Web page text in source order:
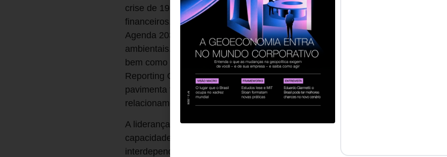
crise de 1929 gerou a necessidade de buscarmos uma estandardização nos
financeiros. Ao longo da década atual, chamada de década da restauração
Agenda 2030, teremos um avanço estrutural na estandardização dos padrões
ambientais. Consulta recente da International Financial Reporting Standards
bem como a fusão do Sustainability Accounting Standards Board (SASB) com
Reporting Council (IIRC), criando a Value Reporting Foundation. A
pavimenta todo um arcabouço institucional, desde um novo regime tributário
relacionamento das organizações com seus stakeholders, entre eles a
A liderança terá de desenvolver uma série de competências para enfrentar
capacidade de navegar por incerteza, ambiguidade e volatilidade, num mundo
interdependente, que evidencia todos os dias a importância de se posicionar